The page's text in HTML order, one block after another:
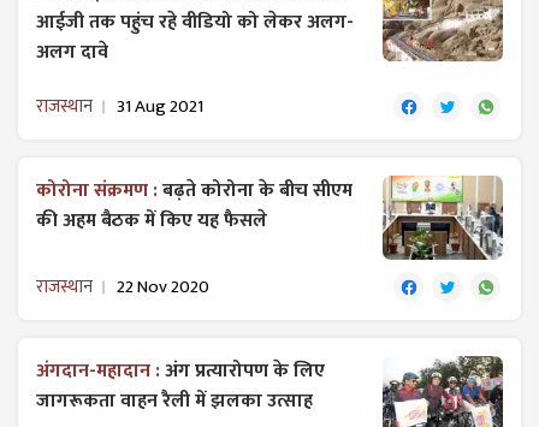
आईजी तक पहुंच रहे वीडियो को लेकर अलग-
अलग दावे
राजस्थान 31 Aug 2021
कोरोना संक्रमण :बढ़ते कोरोना के बीच सीएम
की अहम बैठक में किए यह फैसले
राजस्थान 22 Nov 2020
अंगदान-महादान :अंग प्रत्यारोपण के लिए
जागरूकता वाहन रैली में झलका उत्साह